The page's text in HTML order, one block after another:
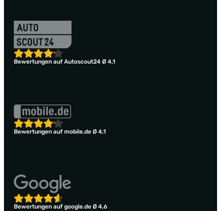
Bewertungen auf Autoscout24 Ø 4,1
Bewertungen auf mobile.de Ø 4,1
Bewertungen auf google.de Ø 4,6